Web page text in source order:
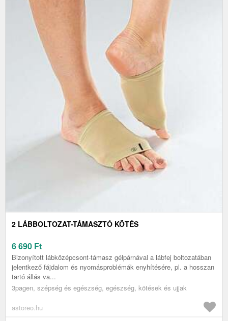
2 LÁBBOLTOZAT-TÁMASZTÓ KÖTÉS
6 690 Ft
Bizonyított lábközépcsont-támasz gélpárnával a lábfej boltozatában
jelentkező fájdalom és nyomásproblémák enyhítésére, pl. a hosszan
tartó állás va...
3pagen, szépség és egészség, egészség, kötések és ujjak
astoreo.hu